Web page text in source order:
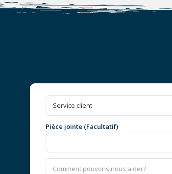
Pièce jointe (Facultatif)